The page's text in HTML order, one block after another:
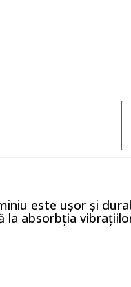
este ușor și
absorbția